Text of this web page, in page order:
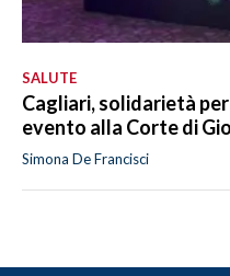
SALUTE
Cagliari, solidarietà
evento alla Corte di
Simona De Francisci